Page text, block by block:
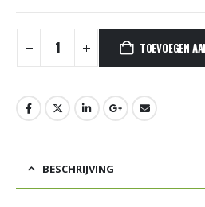
TOEVOEGEN
BESCHRIJVING